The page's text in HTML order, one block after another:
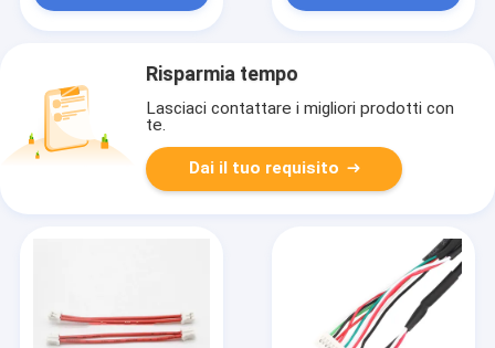
Risparmia tempo
Lasciaci contattare i migliori prodotti con
te.
Dai il tuo requisito